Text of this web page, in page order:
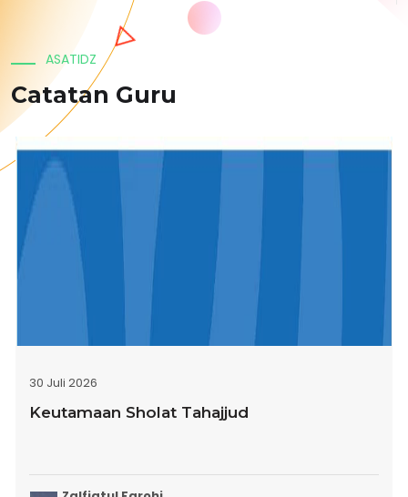
ASATIDZ
Catatan Guru
30 Juli 2026
Keutamaan Sholat Tahajjud